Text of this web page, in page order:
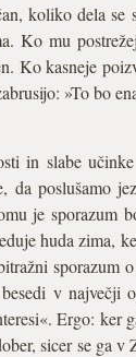
koliko dela se
Ko mu
Ko kasneje
»To bo
in slabe
poslušamo
je sporazum
huda zima,
sporazum
v največji
Ergo: ker
sicer se ga